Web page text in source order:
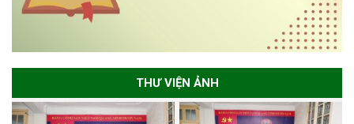
THƯ VIỆN ẢNH